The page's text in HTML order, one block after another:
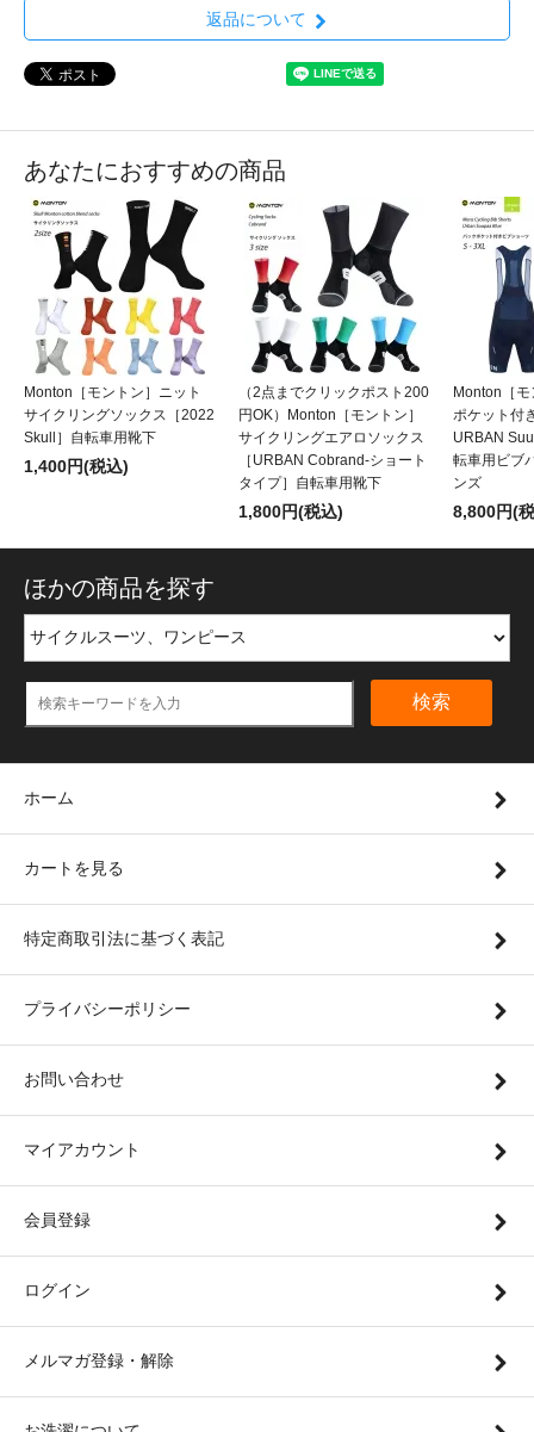
返品について
あなたにおすすめの商品
Monton［モントン］ニット
サイクリングソックス［2022
Skull］自転車用靴下
1,400円(税込)
（2点までクリックポスト200
円OK）Monton［モントン］
サイクリングエアロソックス
［URBAN Cobrand-ショート
タイプ］自転車用靴下
1,800円(税込)
Monton［
ポケット付
URBAN
転車用ビブ
ンズ
8,800円(
ほかの商品を探す
検索
ホーム
カートを見る
特定商取引法に基づく表記
プライバシーポリシー
お問い合わせ
マイアカウント
会員登録
ログイン
メルマガ登録・解除